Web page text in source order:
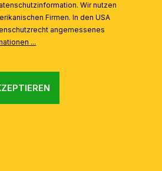
Wir nutzen
Firmen. In den USA
angemessenes
...